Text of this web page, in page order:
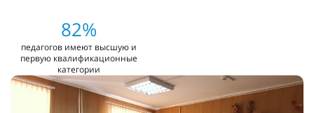
82%
педагогов имеют высшую и
первую квалификационные
категории